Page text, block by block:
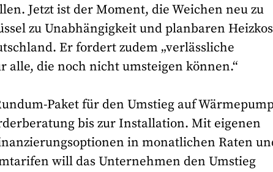
Jetzt ist der Moment, die Weichen neu zu
zu Unabhängigkeit und planbaren
Er fordert zudem „verlässliche
alle, die noch nicht umsteigen können.“
Paket für den Umstieg auf
bis zur Installation. Mit eigenen
in monatlichen Raten
will das Unternehmen den Umstieg